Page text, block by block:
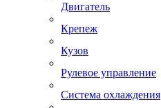
Двигатель
Крепеж
Кузов
Рулевое управление
Система охлаждения